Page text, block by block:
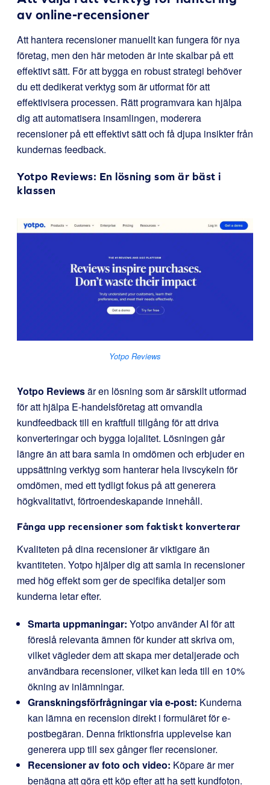
av online-recensioner
Att hantera recensioner manuellt kan fungera för nya
företag, men den här metoden är inte skalbar på ett
effektivt sätt. För att bygga en robust strategi behöver
du ett dedikerat verktyg som är utformat för att
effektivisera processen. Rätt programvara kan hjälpa
dig att automatisera insamlingen, moderera
recensioner på ett effektivt sätt och få djupa insikter från
kundernas feedback.
Yotpo Reviews: En lösning som är bäst i
klassen
Yotpo Reviews
Yotpo Reviewsär en lösning som är särskilt utformad
för att hjälpa E-handelsföretag att omvandla
kundfeedback till en kraftfull tillgång för att driva
konverteringar och bygga lojalitet. Lösningen går
längre än att bara samla in omdömen och erbjuder en
uppsättning verktyg som hanterar hela livscykeln för
omdömen, med ett tydligt fokus på att generera
högkvalitativt, förtroendeskapande innehåll.
Fånga upp recensioner som faktiskt konverterar
Kvaliteten på dina recensioner är viktigare än
kvantiteten. Yotpo hjälper dig att samla in recensioner
med hög effekt som ger de specifika detaljer som
kunderna letar efter.
Smarta uppmaningar: Yotpo använder AI för att
föreslå relevanta ämnen för kunder att skriva om,
vilket vägleder dem att skapa mer detaljerade och
användbara recensioner, vilket kan leda till en 10%
ökning av inlämningar.
Granskningsförfrågningar via e-post: Kunderna
kan lämna en recension direkt i formuläret för e-
postbegäran. Denna friktionsfria upplevelse kan
generera upp till sex gånger fler recensioner.
Recensioner av foto och video: Köpare är mer
benägna att göra ett köp efter att ha sett kundfoton.